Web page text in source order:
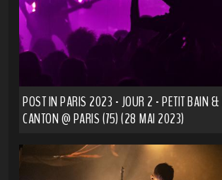
POST IN PARIS 2023 - JOUR 2 - PETIT BAIN &
CANTON @ PARIS (75) (28 MAI 2023)